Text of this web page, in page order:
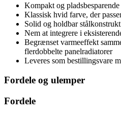
Kompakt og pladsbesparende
Klassisk hvid farve, der
Solid og holdbar
Nem at integrere i
Begrænset varmeeffekt
flerdobbelte panelradiatorer
Leveres som bestillingsvare
Fordele og ulemper
Fordele